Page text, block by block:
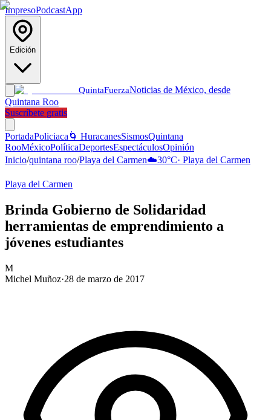
ImpresoPodcastApp
Edición
QuintaFuerzaNoticias de México, desde
Quintana Roo
Suscríbete gratis
PortadaPoliciaca 🌀 HuracanesSismosQuintana
RooMéxicoPolíticaDeportesEspectáculosOpinión
Inicio/quintana roo/Playa del Carmen☁️30°C· Playa del Carmen
Playa del Carmen
Brinda Gobierno de Solidaridad
herramientas de emprendimiento a
jóvenes estudiantes
M
Michel Muñoz·28 de marzo de 2017